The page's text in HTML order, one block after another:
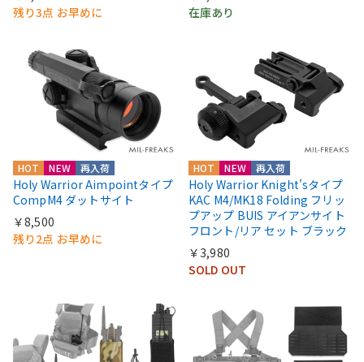
残り3点 お早めに
在庫あり
HOT NEW 再入荷
Holy Warrior Aimpointタイプ
CompM4 ダットサイト
￥8,500
残り2点 お早めに
HOT NEW 再入荷
Holy Warrior Knight'sタイプ
KAC M4/MK18 Folding フリッ
プアップ BUIS アイアンサイト
フロント/リア セット ブラック
￥3,980
SOLD OUT